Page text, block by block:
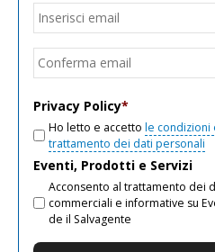
Email
Privacy Policy*
Ho letto e accetto le condizioni
trattamento dei dati personali
Eventi, Prodotti e Servizi
Acconsento al trattamento dei
commerciali e informative su
de il Salvagente